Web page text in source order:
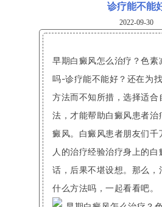
诊疗能不能
2022-09-30
早期白癜风怎么治疗？色素
吗-诊疗能不能好？还在为
方法而不知所措，选择适合
法，才能帮助白癜风患者治
癜风。白癜风患者朋友们千
人的治疗经验治疗身上的白
话，后果不堪设想。那么，
什么方法吗，一起看看吧。